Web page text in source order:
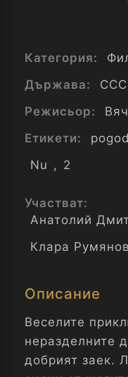
Категория:
Държава:
Режисьор:
Етикети:
Nu , 2
Участват:
Анатолий
Клара
Описание
Веселите
неразделните
добрият заек.